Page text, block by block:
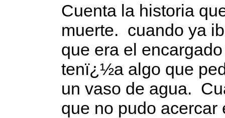
Cuenta la historia
muerte. cuando ya
que era el
tenï¿½a algo que
un vaso de agua.
que no pudo